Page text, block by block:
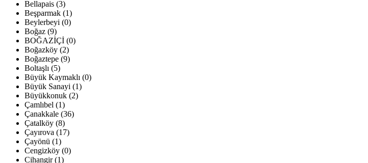
Bellapais (3)
Beşparmak (1)
Beylerbeyi (0)
Boğaz (9)
BOĞAZİÇİ (0)
Boğazköy (2)
Boğaztepe (9)
Boltaşlı (5)
Büyük Kaymaklı (0)
Büyük Sanayi (1)
Büyükkonuk (2)
Çamlıbel (1)
Çanakkale (36)
Çatalköy (8)
Çayırova (17)
Çayönü (1)
Cengizköy (0)
Cihangir (1)